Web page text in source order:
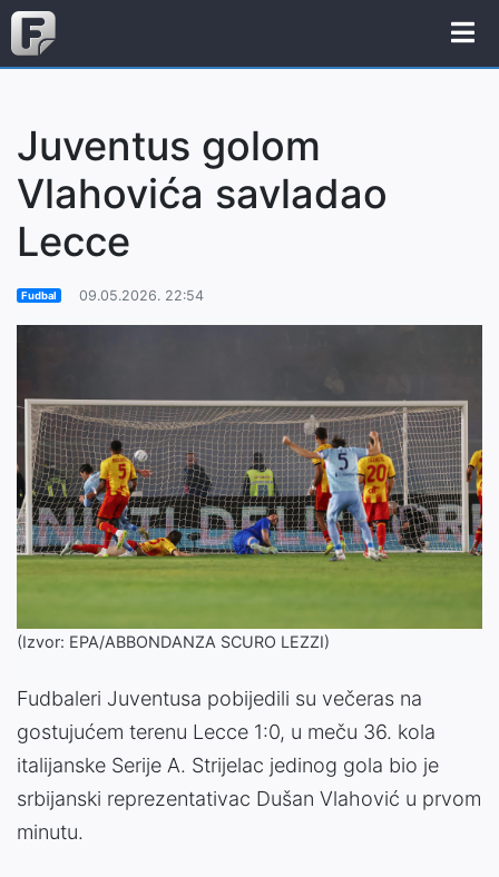
Juventus golom
Vlahovića savladao
Lecce
Fudbal 09.05.2026. 22:54
(Izvor: EPA/ABBONDANZA SCURO LEZZI)
Fudbaleri Juventusa pobijedili su večeras na
gostujućem terenu Lecce 1:0, u meču 36. kola
italijanske Serije A. Strijelac jedinog gola bio je
srbijanski reprezentativac Dušan Vlahović u prvom
minutu.